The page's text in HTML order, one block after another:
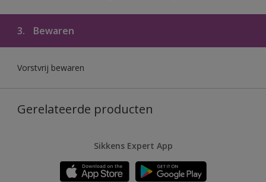
3. Bewaren
Vorstvrij bewaren
Gerelateerde producten
Sikkens Expert App